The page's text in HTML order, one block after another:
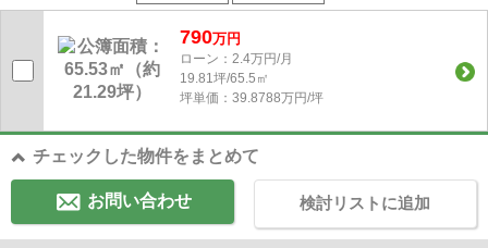
790万円
ローン：2.4万円/月
19.81坪/65.5㎡
坪単価：39.8788万円/坪
チェックした物件をまとめて
お問い合わせ 検討リストに追加